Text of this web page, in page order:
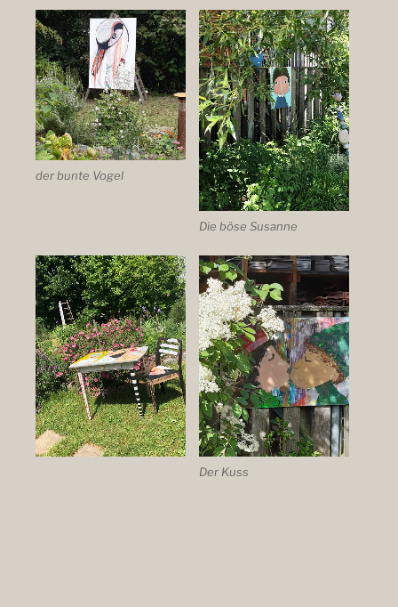
der bunte Vogel
Die böse Susanne
Der Kuss